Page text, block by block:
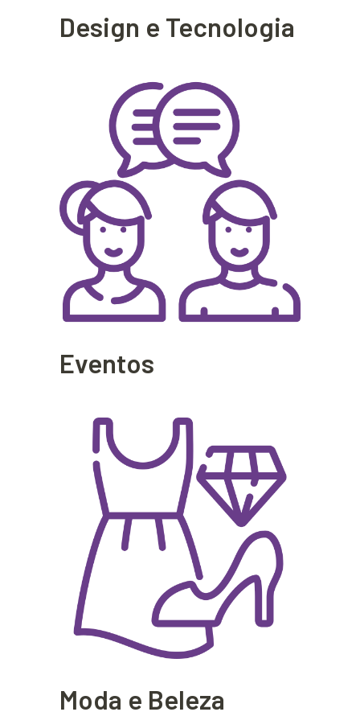
Design e Tecnologia
Eventos
Moda e Beleza